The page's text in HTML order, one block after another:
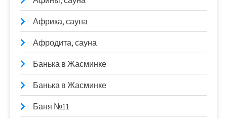
Африка, сауна
Афродита, сауна
Банька в Жасминке
Банька в Жасминке
Баня №11